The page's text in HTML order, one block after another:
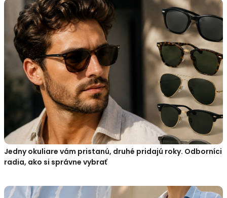
Jedny okuliare vám pristanú, druhé pridajú roky. Odborníci
radia, ako si správne vybrať